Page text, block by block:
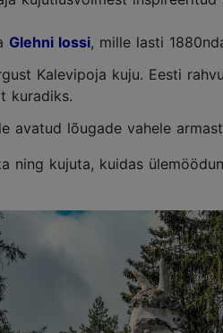
Glehni lossi, mille lasti
Kalevipoja kuju. Eesti
kuradiks.
avatud lõugade vahele
ning kujuta, kuidas